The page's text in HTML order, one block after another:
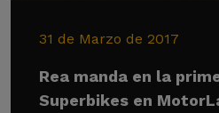
31 de Marzo de 2017
Rea manda en la
Superbikes en